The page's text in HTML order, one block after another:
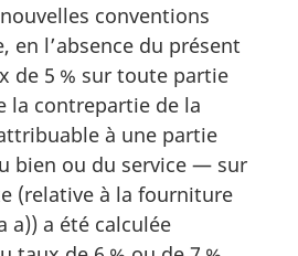
conventions
en l’absence du présent
de 5 % sur toute partie
la contrepartie de la
à une partie
bien ou du service — sur
(relative à la fourniture
a)) a été calculée